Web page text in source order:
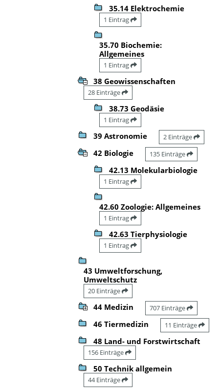
35.14 Elektrochemie
1 Eintrag
35.70 Biochemie:
Allgemeines
1 Eintrag
38 Geowissenschaften
28 Einträge
38.73 Geodäsie
1 Eintrag
39 Astronomie 2 Einträge
42 Biologie 135 Einträge
42.13 Molekularbiologie
1 Eintrag
42.60 Zoologie: Allgemeines
1 Eintrag
42.63 Tierphysiologie
1 Eintrag
43 Umweltforschung,
Umweltschutz
20 Einträge
44 Medizin 707 Einträge
46 Tiermedizin 11 Einträge
48 Land- und Forstwirtschaft
156 Einträge
50 Technik allgemein
44 Einträge